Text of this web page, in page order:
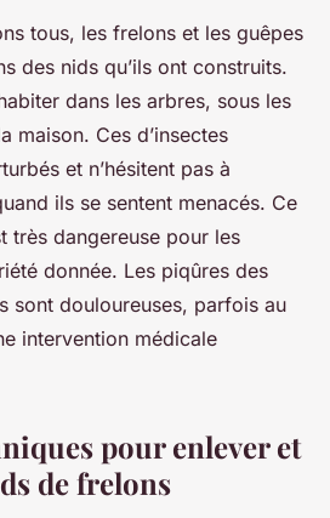
tous, les frelons et les guêpes
des nids qu’ils ont construits.
dans les arbres, sous les
maison. Ces d’insectes
et n’hésitent pas à
ils se sentent menacés. Ce
très dangereuse pour les
donnée. Les piqûres des
sont douloureuses, parfois au
intervention médicale
pour enlever et
de frelons